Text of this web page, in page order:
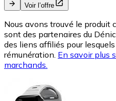
Voir l’offre
Nous avons trouvé le produit
sont des partenaires du
des liens affiliés pour
rémunération. En savoir plus
marchands.